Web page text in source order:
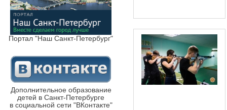
Портал "Наш Санкт-Петербург"
Дополнительное образование
детей в Санкт-Петербурге
в социальной сети "ВКонтакте"